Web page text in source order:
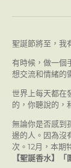
聖誕節將至，我
有時候，做一個
想交流和情緒的
世界上每天都在
的，你聽說的，
無論你是否感到
邊的人。因為沒
次。12月，本期
【聖誕香水】「